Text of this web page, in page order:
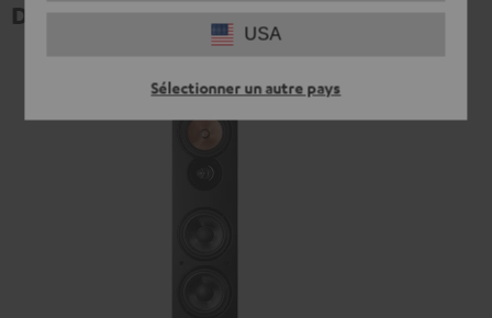
USA
Sélectionner un autre pays
Données techniques